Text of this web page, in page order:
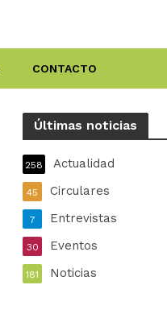
CONTACTO
Últimas noticias
Actualidad
258
Circulares
45
Entrevistas
7
Eventos
30
Noticias
181